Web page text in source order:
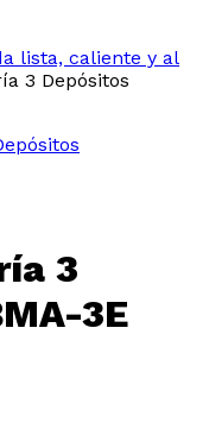
lista, caliente y al
3 Depósitos
3
3E